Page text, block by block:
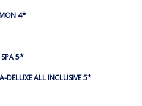
4*
SPA 5*
DELUXE ALL INCLUSIVE 5*